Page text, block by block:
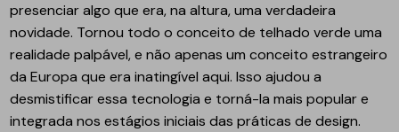
presenciar algo que era, na altura, uma verdadeira
novidade. Tornou todo o conceito de telhado verde uma
realidade palpável, e não apenas um conceito estrangeiro
da Europa que era inatingível aqui. Isso ajudou a
desmistificar essa tecnologia e torná-la mais popular e
integrada nos estágios iniciais das práticas de design.